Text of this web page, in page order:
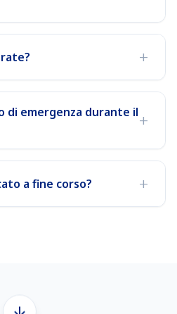
+
di emergenza durante il+
a fine corso? +